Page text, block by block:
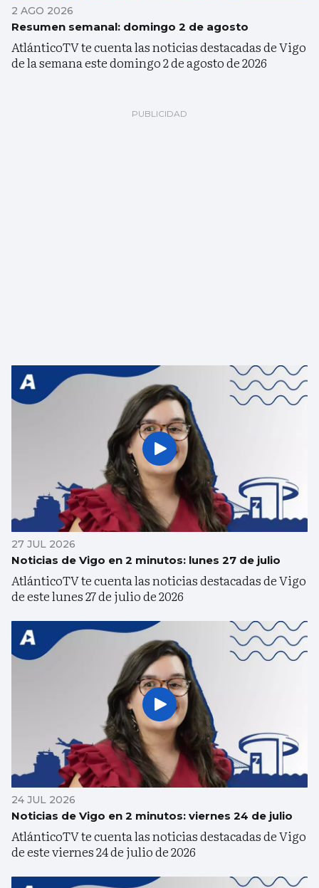
2 AGO 2026
Resumen semanal: domingo 2 de agosto
AtlánticoTV te cuenta las noticias destacadas de Vigo
de la semana este domingo 2 de agosto de 2026
27 JUL 2026
Noticias de Vigo en 2 minutos: lunes 27 de julio
AtlánticoTV te cuenta las noticias destacadas de Vigo
de este lunes 27 de julio de 2026
24 JUL 2026
Noticias de Vigo en 2 minutos: viernes 24 de julio
AtlánticoTV te cuenta las noticias destacadas de Vigo
de este viernes 24 de julio de 2026